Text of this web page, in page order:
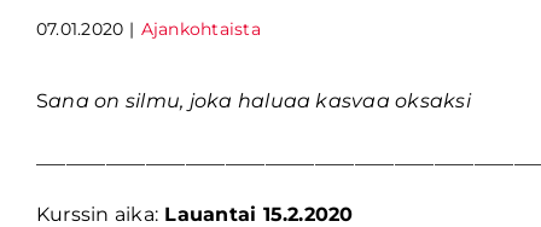
07.01.2020 | Ajankohtaista
Sana on silmu, joka haluaa kasvaa oksaksi
Kurssin aika: Lauantai 15.2.2020